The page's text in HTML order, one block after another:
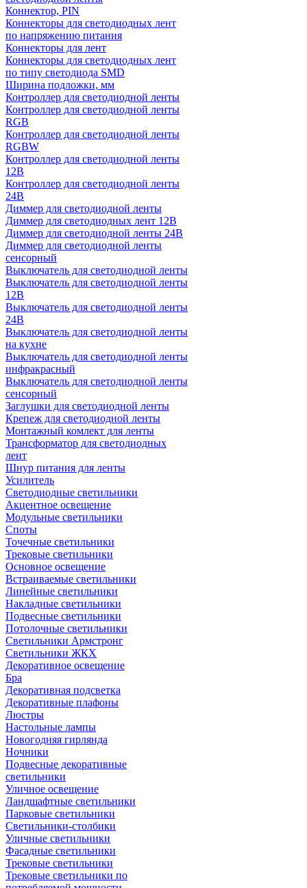
Коннектор, PIN
Коннекторы для светодиодных лент
по напряжению питания
Коннекторы для лент
Коннекторы для светодиодных лент
по типу светодиода SMD
Ширина подложки, мм
Контроллер для светодиодной ленты
Контроллер для светодиодной ленты
RGB
Контроллер для светодиодной ленты
RGBW
Контроллер для светодиодной ленты
12В
Контроллер для светодиодной ленты
24В
Диммер для светодиодной ленты
Диммер для светодиодных лент 12В
Диммер для светодиодной ленты 24В
Диммер для светодиодной ленты
сенсорный
Выключатель для светодиодной ленты
Выключатель для светодиодной ленты
12В
Выключатель для светодиодной ленты
24В
Выключатель для светодиодной ленты
на кухне
Выключатель для светодиодной ленты
инфракрасный
Выключатель для светодиодной ленты
сенсорный
Заглушки для светодиодной ленты
Крепеж для светодиодной ленты
Монтажный комлект для ленты
Трансформатор для светодиодных
лент
Шнур питания для ленты
Усилитель
Светодиодные светильники
Акцентное освещение
Модульные светильники
Споты
Точечные светильники
Трековые светильники
Основное освещение
Встраиваемые светильники
Линейные светильники
Накладные светильники
Подвесные светильники
Потолочные светильники
Светильники Армстронг
Светильники ЖКХ
Декоративное освещение
Бра
Декоративная подсветка
Декоративные плафоны
Люстры
Настольные лампы
Новогодняя гирлянда
Ночники
Подвесные декоративные
светильники
Уличное освещение
Ландшафтные светильники
Парковые светильники
Светильники-столбики
Уличные светильники
Фасадные светильники
Трековые светильники
Трековые светильники по